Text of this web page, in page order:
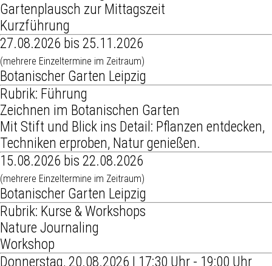
Gartenplausch zur Mittagszeit
Kurzführung
27.08.2026 bis 25.11.2026
(mehrere Einzeltermine im Zeitraum)
Botanischer Garten Leipzig
Rubrik: Führung
Zeichnen im Botanischen Garten
Mit Stift und Blick ins Detail: Pflanzen entdecken,
Techniken erproben, Natur genießen.
15.08.2026 bis 22.08.2026
(mehrere Einzeltermine im Zeitraum)
Botanischer Garten Leipzig
Rubrik: Kurse & Workshops
Nature Journaling
Workshop
Donnerstag, 20.08.2026 | 17:30 Uhr - 19:00 Uhr